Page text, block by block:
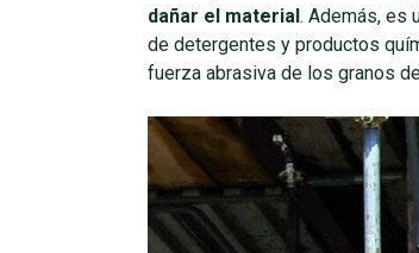
dañar el material. Además, es
de detergentes y productos
fuerza abrasiva de los granos